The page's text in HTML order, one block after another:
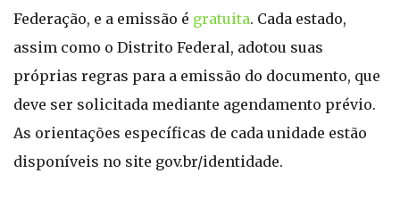
Federação, e a emissão é gratuita. Cada estado,
assim como o Distrito Federal, adotou suas
próprias regras para a emissão do documento, que
deve ser solicitada mediante agendamento prévio.
As orientações específicas de cada unidade estão
disponíveis no site gov.br/identidade.